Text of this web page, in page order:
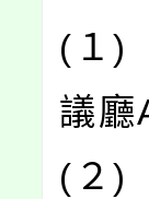
(１)
議廳
(２)